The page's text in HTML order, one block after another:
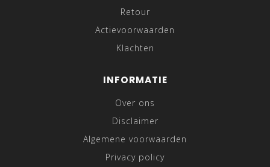
Retour
Actievoorwaarden
Klachten
INFORMATIE
Over ons
Disclaimer
Algemene voorwaarden
Privacy policy